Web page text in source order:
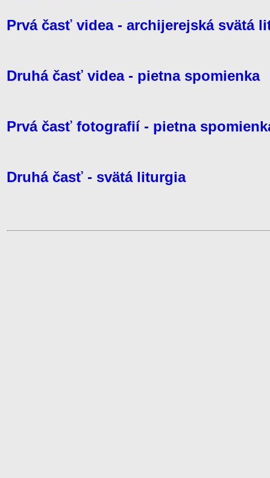
Prvá časť videa - archijerejská svätá
Druhá časť videa - pietna spomienka
Prvá časť fotografií - pietna
Druhá časť - svätá liturgia